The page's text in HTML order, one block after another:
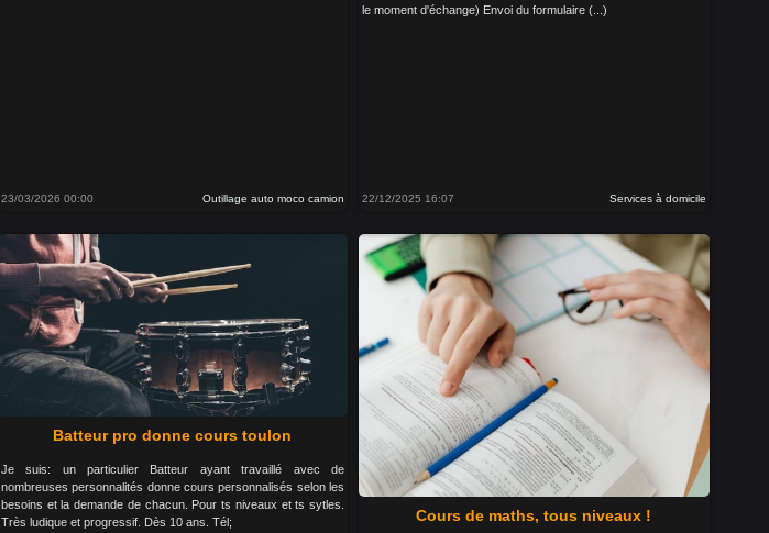
23/03/2026 00:00 Outillage auto moco camion
le moment d'échange) Envoi du formulaire (...)
22/12/2025 16:07 Services à domicile
Batteur pro donne cours toulon
Je suis: un particulier Batteur ayant travaillé avec de
nombreuses personnalités donne cours personnalisés selon les
besoins et la demande de chacun. Pour ts niveaux et ts sytles.
Très ludique et progressif. Dès 10 ans. Tél;
Cours de maths, tous niveaux !